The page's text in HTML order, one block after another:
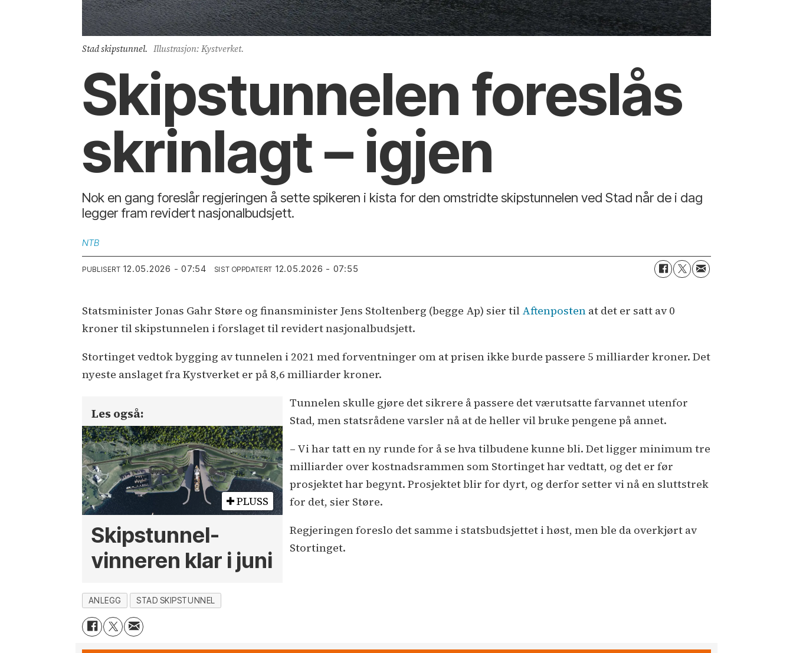
Stad skipstunnel. Illustrasjon: Kystverket.
Skipstunnelen foreslås
skrinlagt – igjen
Nok en gang foreslår regjeringen å sette spikeren i kista for den omstridte skipstunnelen ved Stad når de i dag
legger fram revidert nasjonalbudsjett.
NTB
PUBLISERT 12.05.2026 - 07:54 SIST OPPDATERT 12.05.2026 - 07:55
Statsminister Jonas Gahr Støre og finansminister Jens Stoltenberg (begge Ap) sier til Aftenposten at det er satt av 0
kroner til skipstunnelen i forslaget til revidert nasjonalbudsjett.
Stortinget vedtok bygging av tunnelen i 2021 med forventninger om at prisen ikke burde passere 5 milliarder kroner. Det
nyeste anslaget fra Kystverket er på 8,6 milliarder kroner.
Les også:
PLUSS
Skipstunnel-
vinneren klar i juni
Tunnelen skulle gjøre det sikrere å passere det værutsatte farvannet utenfor
Stad, men statsrådene varsler nå at de heller vil bruke pengene på annet.
– Vi har tatt en ny runde for å se hva tilbudene kunne bli. Det ligger minimum tre
milliarder over kostnadsrammen som Stortinget har vedtatt, og det er før
prosjektet har begynt. Prosjektet blir for dyrt, og derfor setter vi nå en sluttstrek
for det, sier Støre.
Regjeringen foreslo det samme i statsbudsjettet i høst, men ble da overkjørt av
Stortinget.
ANLEGG STAD SKIPSTUNNEL